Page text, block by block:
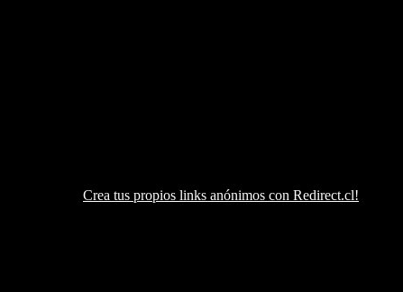
Crea tus propios links anónimos con Redirect.cl!